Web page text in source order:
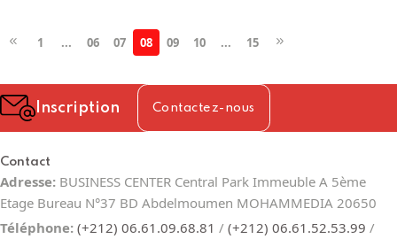
1 ... 06 07 08 09 10 ... 15
Inscription Contactez-nous
Contact
Adresse: BUSINESS CENTER Central Park Immeuble A 5ème
Etage Bureau N°37 BD Abdelmoumen MOHAMMEDIA 20650
Téléphone: (+212) 06.61.09.68.81 / (+212) 06.61.52.53.99 /